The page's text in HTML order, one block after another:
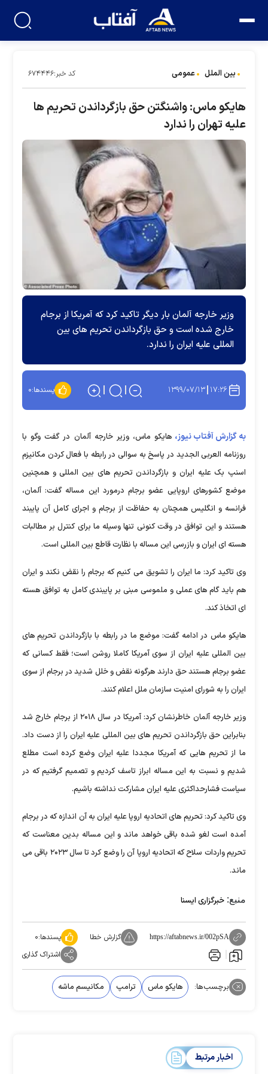
بین الملل عمومی کد خبر:۶۷۴۴۴۶
هایکو ماس: واشنگتن حق بازگرداندن تحریم ها
علیه تهران را ندارد
وزیر خارجه آلمان بار دیگر تاکید کرد که آمریکا از برجام
خارج شده است و حق بازگرداندن تحریم های بین
المللی علیه ایران را ندارد.
۱۷:۲۶ ۱۳۹۹/۰۷/۱۳ پسندها:۰
به گزارش آفتاب نیوز، هایکو ماس، وزیر خارجه آلمان در گفت وگو با
روزنامه العربی الجدید در پاسخ به سوالی در رابطه با فعال کردن مکانیزم
اسنپ بک علیه ایران و بازگرداندن تحریم های بین المللی و همچنین
موضع کشورهای اروپایی عضو برجام درمورد این مساله گفت: آلمان،
فرانسه و انگلیس همچنان به حفاظت از برجام و اجرای کامل آن پایبند
هستند و این توافق در وقت کنونی تنها وسیله ما برای کنترل بر مطالبات
هسته ای ایران و بازرسی این مساله با نظارت قاطع بین المللی است.
وی تاکید کرد: ما ایران را تشویق می کنیم که برجام را نقض نکند و ایران
هم باید گام های عملی و ملموسی مبنی بر پایبندی کامل به توافق هسته
ای اتخاذ کند.
هایکو ماس در ادامه گفت: موضع ما در رابطه با بازگرداندن تحریم های
بین المللی علیه ایران از سوی آمریکا کاملا روشن است؛ فقط کسانی که
عضو برجام هستند حق دارند هرگونه نقض و خلل شدید در برجام از سوی
ایران را به شورای امنیت سازمان ملل اعلام کنند.
وزیر خارجه آلمان خاطرنشان کرد: آمریکا در سال ۲۰۱۸ از برجام خارج شد
بنابراین حق بازگرداندن تحریم های بین المللی علیه ایران را از دست داد.
ما از تحریم هایی که آمریکا مجددا علیه ایران وضع کرده است مطلع
شدیم و نسبت به این مساله ابراز تاسف کردیم و تصمیم گرفتیم که در
سیاست فشارحداکثری علیه ایران مشارکت نداشته باشیم.
وی تاکید کرد: تحریم های اتحادیه اروپا علیه ایران به آن اندازه که در برجام
آمده است لغو شده باقی خواهد ماند و این مساله بدین معناست که
تحریم واردات سلاح که اتحادیه اروپا آن را وضع کرد تا سال ۲۰۲۳ باقی می
ماند.
منبع: خبرگزاری ایسنا
https://aftabnews.ir/002pSA گزارش خطا پسندها:۰
اشتراک گذاری
برچسب‌ها: هایکو ماس ترامپ مکانیسم ماشه
اخبار مرتبط